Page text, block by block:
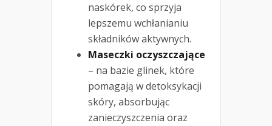
naskórek, co sprzyja
lepszemu wchłanianiu
składników aktywnych.
Maseczki oczyszczające
– na bazie glinek, które
pomagają w detoksykacji
skóry, absorbując
zanieczyszczenia oraz